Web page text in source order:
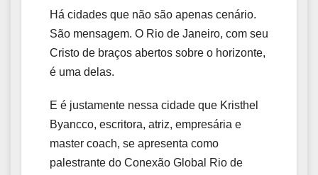
Há cidades que não são apenas cenário.
São mensagem. O Rio de Janeiro, com seu
Cristo de braços abertos sobre o horizonte,
é uma delas.
E é justamente nessa cidade que Kristhel
Byancco, escritora, atriz, empresária e
master coach, se apresenta como
palestrante do Conexão Global Rio de